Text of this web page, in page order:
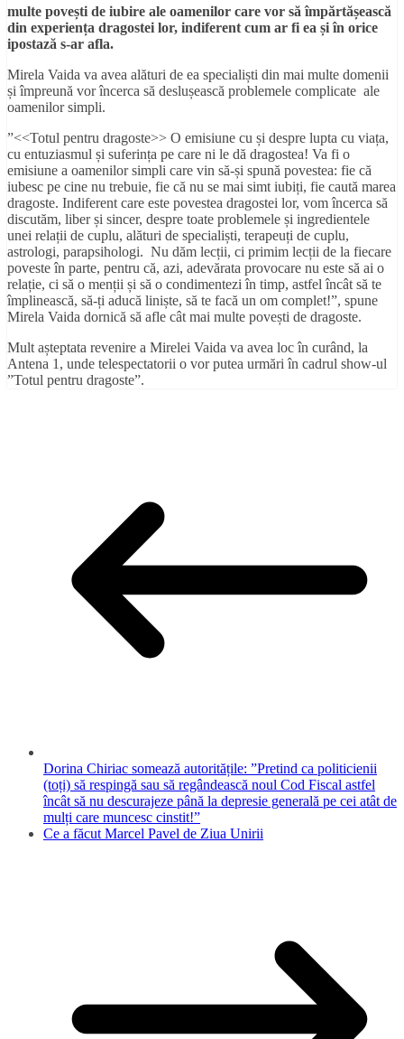
multe povești de iubire ale oamenilor care vor să împărtășească
din experiența dragostei lor, indiferent cum ar fi ea și în orice
ipostază s-ar afla.
Mirela Vaida va avea alături de ea specialiști din mai multe domenii
și împreună vor încerca să deslușească problemele complicate ale
oamenilor simpli.
”<<Totul pentru dragoste>> O emisiune cu și despre lupta cu viața,
cu entuziasmul și suferința pe care ni le dă dragostea! Va fi o
emisiune a oamenilor simpli care vin să-și spună povestea: fie că
iubesc pe cine nu trebuie, fie că nu se mai simt iubiți, fie caută marea
dragoste. Indiferent care este povestea dragostei lor, vom încerca să
discutăm, liber și sincer, despre toate problemele și ingredientele
unei relații de cuplu, alături de specialiști, terapeuți de cuplu,
astrologi, parapsihologi. Nu dăm lecții, ci primim lecții de la fiecare
poveste în parte, pentru că, azi, adevărata provocare nu este să ai o
relație, ci să o menții și să o condimentezi în timp, astfel încât să te
împlinească, să-ți aducă liniște, să te facă un om complet!”, spune
Mirela Vaida dornică să afle cât mai multe povești de dragoste.
Mult așteptata revenire a Mirelei Vaida va avea loc în curând, la
Antena 1, unde telespectatorii o vor putea urmări în cadrul show-ul
”Totul pentru dragoste”.
Dorina Chiriac somează autoritățile: ”Pretind ca politicienii
(toți) să respingă sau să regândească noul Cod Fiscal astfel
încât să nu descurajeze până la depresie generală pe cei atât de
mulți care muncesc cinstit!”
Ce a făcut Marcel Pavel de Ziua Unirii